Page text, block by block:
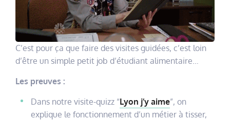
C’est pour ça que faire des visites guidées, c’est loin
d’être un simple petit job d’étudiant alimentaire…
Les preuves :
Dans notre visite-quizz “Lyon j’y aime”, on
explique le fonctionnement d’un métier à tisser,